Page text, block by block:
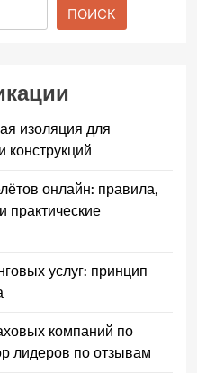
ПОИСК
изоляция для
онлайн: правила,
практические
услуг: принцип
компаний по
лидеров по отзывам